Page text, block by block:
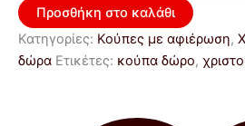
Προσθήκη στο καλάθι
Κατηγορίες: Κούπες με αφιέρωση,
δώρα Ετικέτες: κούπα δώρο,